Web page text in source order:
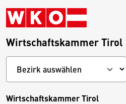
Wirtschaftskammer Tirol
Wirtschaftskammer Tirol